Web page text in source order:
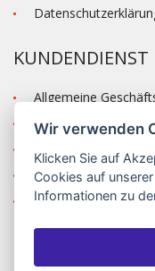
KUNDENDIENST
Allgemeine
Versand und Zahlung
Reklamation
Anmelden
Registrieren
©2026 MODA ČAPEK
Wir verwenden
Klicken Sie auf
Cookies auf unserer
Informationen zu